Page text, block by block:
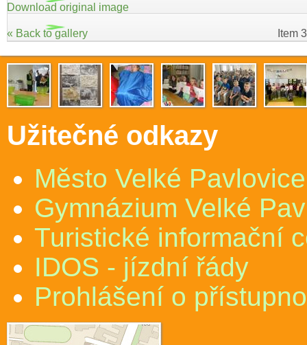
Download original image
« Back to gallery Item
Užitečné odkazy
Město Velké Pavlovice
Gymnázium Velké
Turistické informační
IDOS - jízdní řády
Prohlášení o